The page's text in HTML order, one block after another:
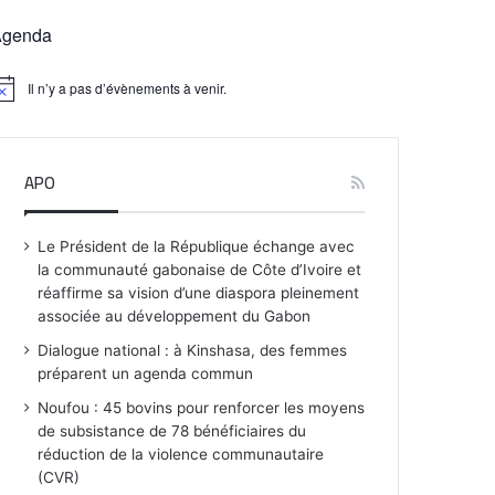
Il n’y a pas d’évènements à venir.
APO
Le Président de la République échange avec
la communauté gabonaise de Côte d’Ivoire et
réaffirme sa vision d’une diaspora pleinement
associée au développement du Gabon
Dialogue national : à Kinshasa, des femmes
préparent un agenda commun
Noufou : 45 bovins pour renforcer les moyens
de subsistance de 78 bénéficiaires du
réduction de la violence communautaire
(CVR)